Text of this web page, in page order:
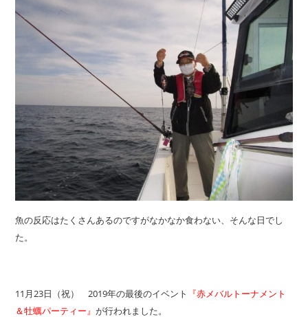
魚の反応はたくさんあるのですがなかなか食わない、そんな日でし
た。
11月23日（祝） 2019年の最後のイベント
『赤メバルトーナメント
＆牡蠣パーティー』が行われました。